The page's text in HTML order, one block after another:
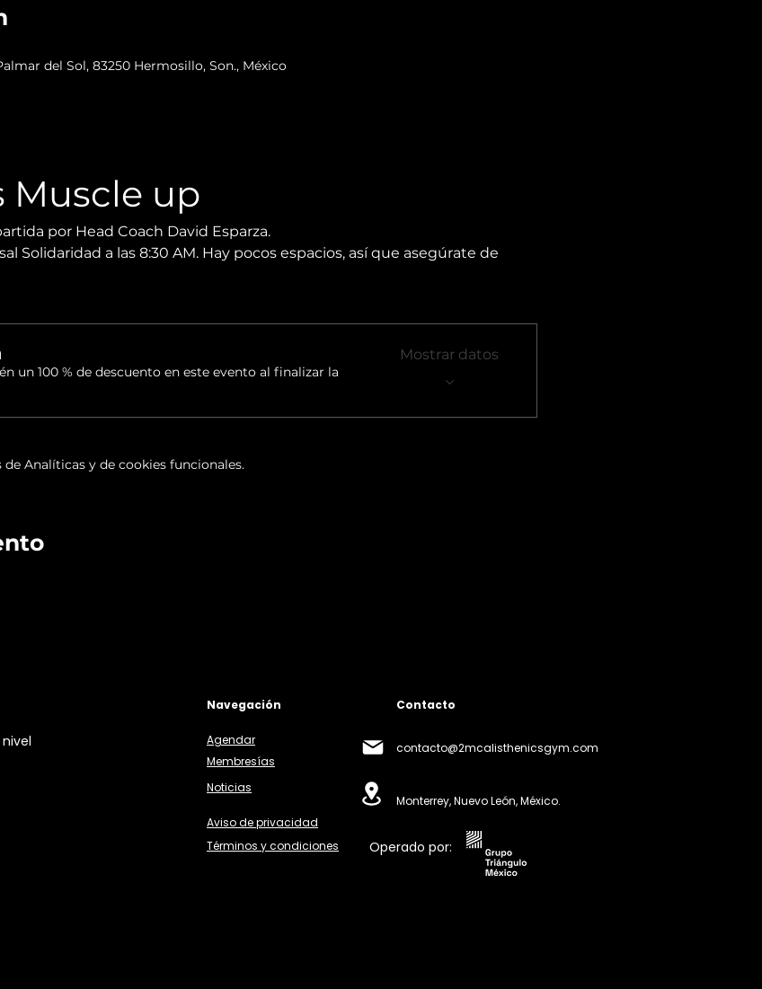
del Sol, 83250 Hermosillo, Son., México
Muscle up
por Head Coach David Esparza.
Solidaridad a las 8:30 AM. Hay pocos espacios, así que asegúrate de
un 100 % de descuento en este evento al finalizar la
Mostrar datos
Analíticas y de cookies funcionales.
Navegación Contacto
Agendar
Membresías
Noticias
Monterrey, Nuevo León, México.
Aviso de privacidad
Términos y condiciones
Operado por:
contacto@2mcalisthenicsgym.com